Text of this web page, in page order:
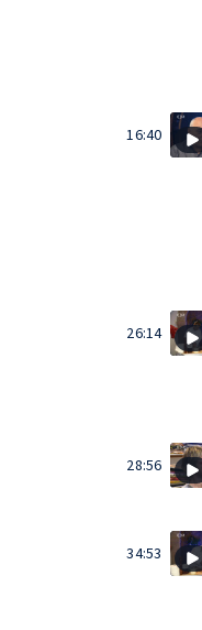
16:40
26:14
28:56
34:53